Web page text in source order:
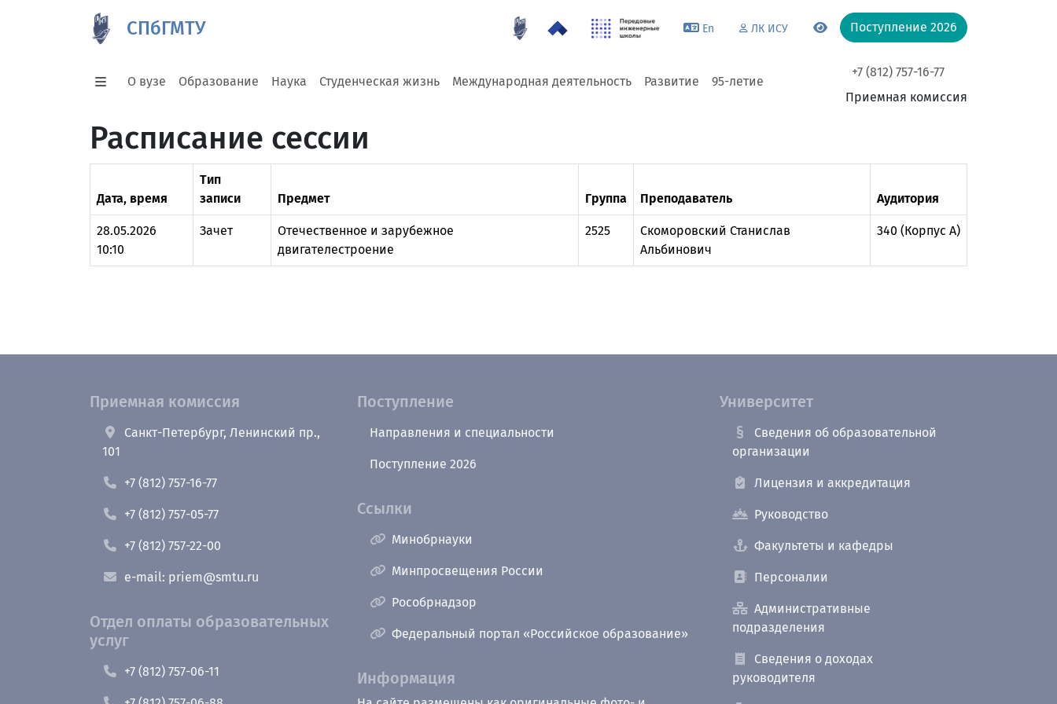
СПбГМТУ En ЛК ИСУ Поступление 2026
О вузе Образование Наука Студенческая жизнь Международная деятельность Развитие 95-летие
+7 (812) 757-16-77
Приемная комиссия
Расписание сессии
Дата, время
Тип
записи
Предмет Группа Преподаватель Аудитория
28.05.2026
10:10
Зачет
Отечественное и зарубежное
двигателестроение
2525
Скоморовский Станислав
Альбинович
340 (Корпус А)
Приемная комиссия
Санкт-Петербург, Ленинский пр.,
101
+7 (812) 757-16-77
+7 (812) 757-05-77
+7 (812) 757-22-00
e-mail: priem@smtu.ru
Отдел оплаты образовательных
услуг
+7 (812) 757-06-11
Поступление
Направления и специальности
Поступление 2026
Ссылки
Минобрнауки
Минпросвещения России
Рособрнадзор
Федеральный портал «Российское образование»
Информация
Университет
Сведения об образовательной
организации
Лицензия и аккредитация
Руководство
Факультеты и кафедры
Персоналии
Административные
подразделения
Сведения о доходах
руководителя